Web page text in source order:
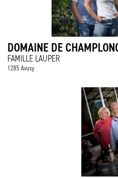
DOMAINE DE
FAMILLE LAUPER
1285 Avusy